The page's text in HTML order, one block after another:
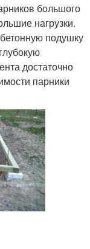
большого
нагрузки.
подушку
достаточно
парники